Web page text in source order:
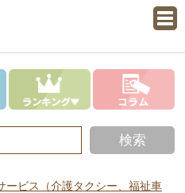
検索
ービス（介護タクシー、福祉車